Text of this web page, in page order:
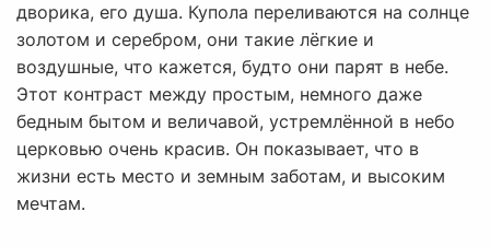
дворика, его душа. Купола переливаются на солнце
золотом и серебром, они такие лёгкие и
воздушные, что кажется, будто они парят в небе.
Этот контраст между простым, немного даже
бедным бытом и величавой, устремлённой в небо
церковью очень красив. Он показывает, что в
жизни есть место и земным заботам, и высоким
мечтам.